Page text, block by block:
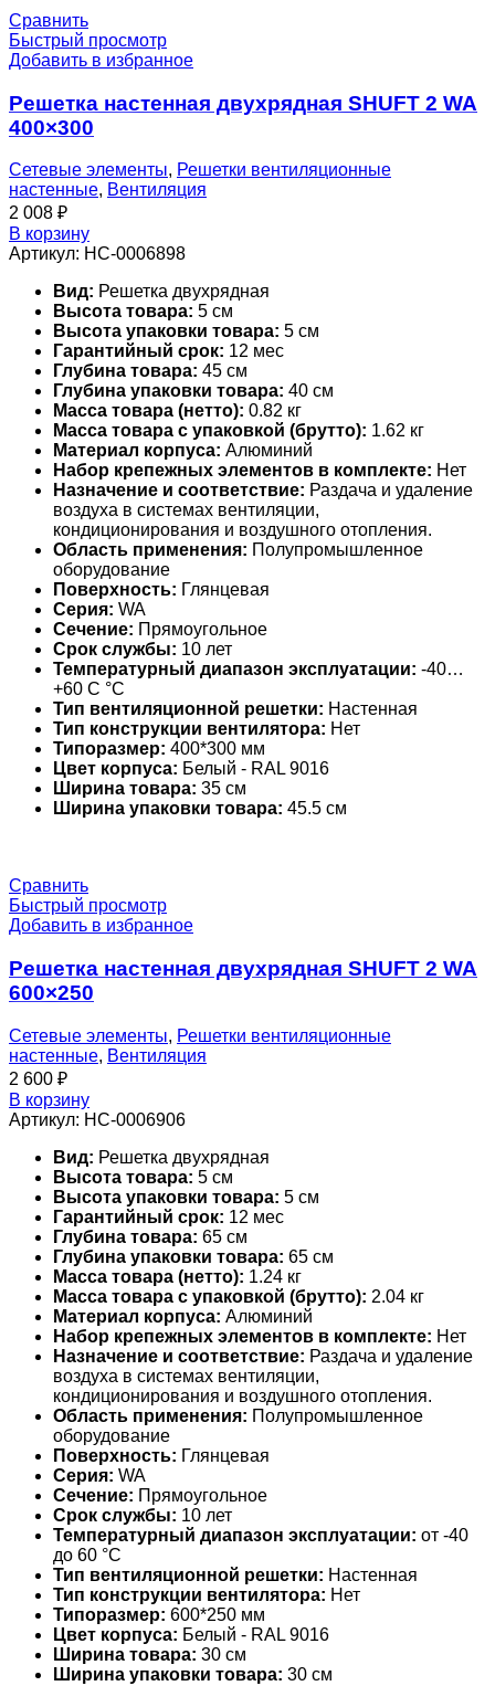
Сравнить
Быстрый просмотр
Добавить в избранное
Решетка настенная двухрядная SHUFT 2 WA
400×300
Сетевые элементы, Решетки вентиляционные
настенные, Вентиляция
2 008 ₽
В корзину
Артикул: НС-0006898
Вид: Решетка двухрядная
Высота товара: 5 см
Высота упаковки товара: 5 см
Гарантийный срок: 12 мес
Глубина товара: 45 см
Глубина упаковки товара: 40 см
Масса товара (нетто): 0.82 кг
Масса товара с упаковкой (брутто): 1.62 кг
Материал корпуса: Алюминий
Набор крепежных элементов в комплекте: Нет
Назначение и соответствие: Раздача и удаление
воздуха в системах вентиляции,
кондиционирования и воздушного отопления.
Область применения: Полупромышленное
оборудование
Поверхность: Глянцевая
Серия: WA
Сечение: Прямоугольное
Срок службы: 10 лет
Температурный диапазон эксплуатации: -40…
+60 С °С
Тип вентиляционной решетки: Настенная
Тип конструкции вентилятора: Нет
Типоразмер: 400*300 мм
Цвет корпуса: Белый - RAL 9016
Ширина товара: 35 см
Ширина упаковки товара: 45.5 см
Сравнить
Быстрый просмотр
Добавить в избранное
Решетка настенная двухрядная SHUFT 2 WA
600×250
Сетевые элементы, Решетки вентиляционные
настенные, Вентиляция
2 600 ₽
В корзину
Артикул: НС-0006906
Вид: Решетка двухрядная
Высота товара: 5 см
Высота упаковки товара: 5 см
Гарантийный срок: 12 мес
Глубина товара: 65 см
Глубина упаковки товара: 65 см
Масса товара (нетто): 1.24 кг
Масса товара с упаковкой (брутто): 2.04 кг
Материал корпуса: Алюминий
Набор крепежных элементов в комплекте: Нет
Назначение и соответствие: Раздача и удаление
воздуха в системах вентиляции,
кондиционирования и воздушного отопления.
Область применения: Полупромышленное
оборудование
Поверхность: Глянцевая
Серия: WA
Сечение: Прямоугольное
Срок службы: 10 лет
Температурный диапазон эксплуатации: от -40
до 60 °С
Тип вентиляционной решетки: Настенная
Тип конструкции вентилятора: Нет
Типоразмер: 600*250 мм
Цвет корпуса: Белый - RAL 9016
Ширина товара: 30 см
Ширина упаковки товара: 30 см